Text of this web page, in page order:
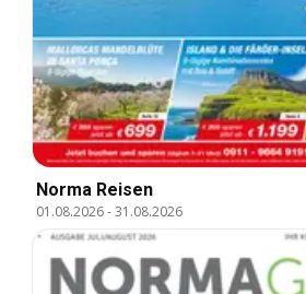
Norma Reisen
01.08.2026-31.08.2026